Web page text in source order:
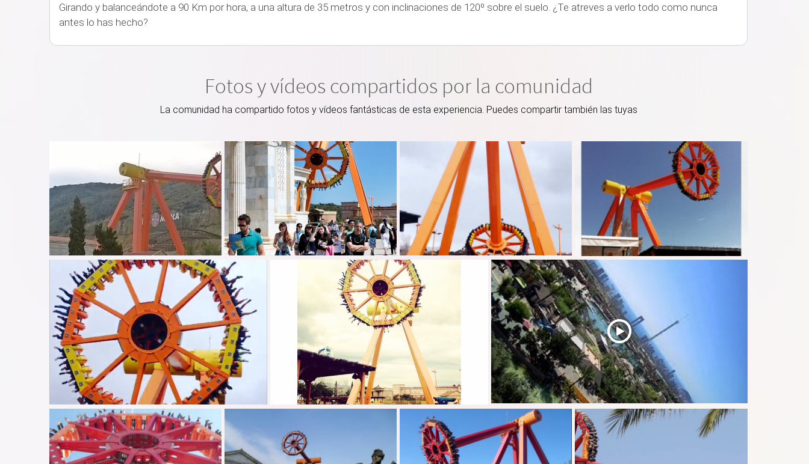
Girando y balanceándote a 90 Km por hora, a una altura de 35 metros y con inclinaciones de 120º sobre el suelo. ¿Te atreves a verlo todo como nunca
antes lo has hecho?
Fotos y vídeos compartidos por la comunidad
La comunidad ha compartido fotos y vídeos fantásticas de esta experiencia. Puedes compartir también las tuyas